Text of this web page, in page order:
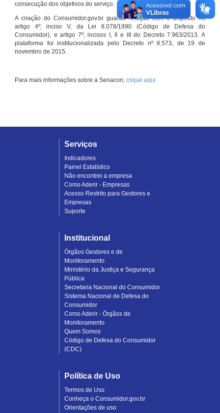
consecução dos objetivos do serviço.
A criação do Consumidor.gov.br guarda relação com o disposto no
artigo 4º, inciso V, da Lei 8.078/1990 (Código de Defesa do
Consumidor), e artigo 7º, incisos I, II e III do Decreto 7.963/2013. A
plataforma foi institucionalizada pelo Decreto nº 8.573, de 19 de
novembro de 2015.
Para mais informações sobre a Senacon, clique aqui
Serviços
Indicadores
Painel Estatístico
Não encontrei a empresa
Como Aderir - Empresas
Acesso Restrito para Gestores e
Empresas
Suporte
Institucional
Órgãos Gestores e de
Monitoramento
Ministério da Justiça e Segurança
Pública
Secretaria Nacional do Consumidor
Sistema Nacional de Defesa do
Consumidor
Como Aderir - Órgãos de
Monitoramento
Quem Somos
Código de Defesa do Consumidor
(CDC)
Política de Uso
Termos de Uso
Conheça o Consumidor.gov.br
Orientações de uso